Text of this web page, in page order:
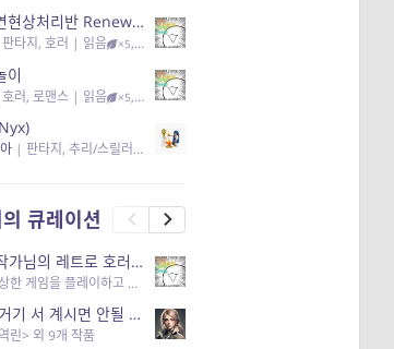
현상처리반 Renewal
판타지, 호러 | 읽음 ×5, 구독 , 응원82, 리뷰4
이
호러, 로맨스 | 읽음 ×5, 공감11, 응원25
| 판타지, 추리/스릴러| 읽음
큐레이션
이규락 작가님의 레트로 호러 리뷰
게임을 플레이하고 있어> 외 3개 작품
선생님, 거기 서 계시면 안될 것 같은데요-역할 클리셰를 비튼 작품들
린> 외 9개 작품